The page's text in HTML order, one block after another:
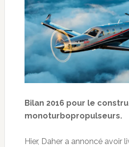
Bilan 2016 pour le
monoturbopropulseurs.
Hier, Daher a annoncé avoir